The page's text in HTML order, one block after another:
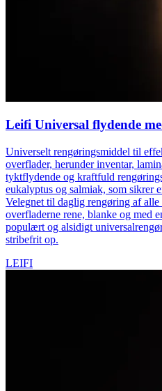
Leifi Universal flydende
Universelt rengøringsmiddel til
overflader, herunder inventar,
tyktflydende og kraftfuld
eukalyptus og salmiak, som sikrer
Velegnet til daglig rengøring af
overfladerne rene, blanke og med
populært og alsidigt
stribefrit op.
LEIFI